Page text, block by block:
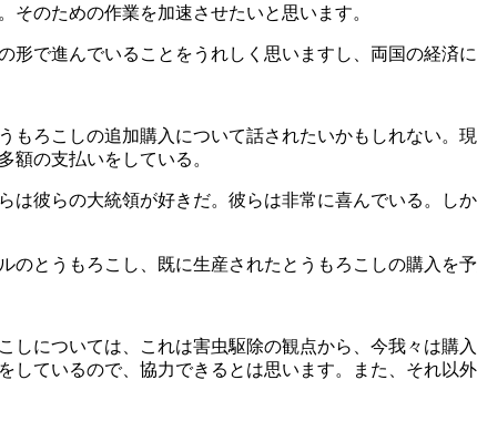
そのための作業を加速させたいと思います。
で進んでいることをうれしく思いますし、両国の経済
ろこしの追加購入について話されたいかもしれない。
額の支払いをしている。
彼らの大統領が好きだ。彼らは非常に喜んでいる。し
とうもろこし、既に生産されたとうもろこしの購入を
については、これは害虫駆除の観点から、今我々は購
しているので、協力できるとは思います。また、それ以